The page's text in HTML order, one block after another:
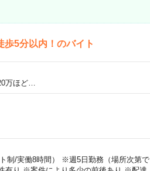
歩5分以内！のバイト
万ほど…
制/実働8時間） ※週5日勤務（場所次第で